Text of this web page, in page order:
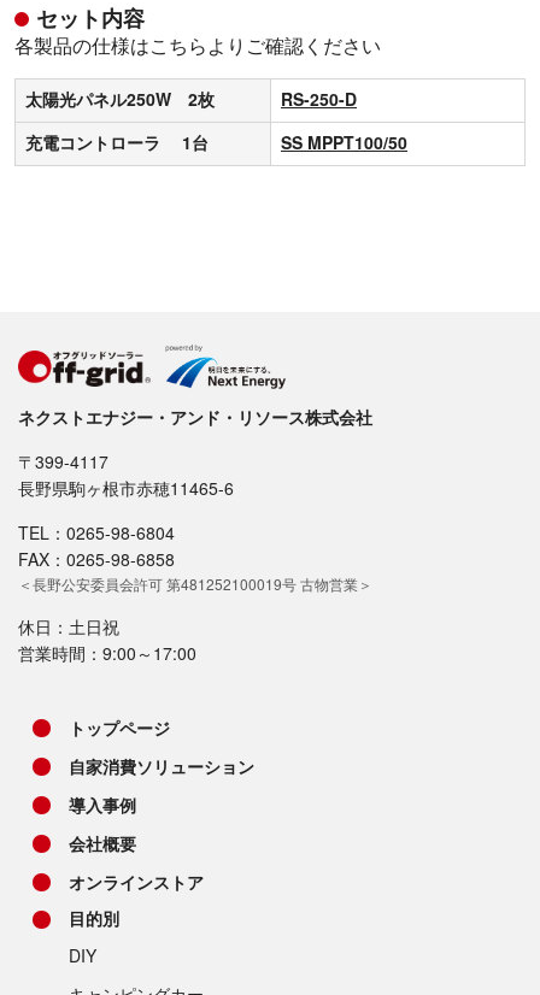
セット内容
各製品の仕様はこちらよりご確認ください
太陽光パネル250W 2枚
RS-250-D
充電コントローラ 1台
SS MPPT100/50
ネクストエナジー・アンド・リソース株式会社
〒399-4117
長野県駒ヶ根市赤穂11465-6
TEL：0265-98-6804
FAX：0265-98-6858
＜長野公安委員会許可 第481252100019号 古物営業＞
休日：土日祝
営業時間：9:00～17:00
トップページ
自家消費ソリューション
導入事例
会社概要
オンラインストア
目的別
DIY